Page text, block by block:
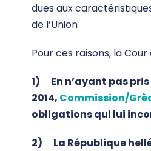
dues aux
de l’Union
Pour ces raisons, la
1) En n’ayant pas pris
2014, Commission/
obligations qui lui
2) La République